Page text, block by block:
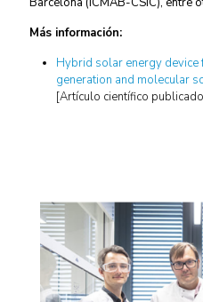
Más información:
Hybrid solar energy
generation and molecular
[Artículo científico